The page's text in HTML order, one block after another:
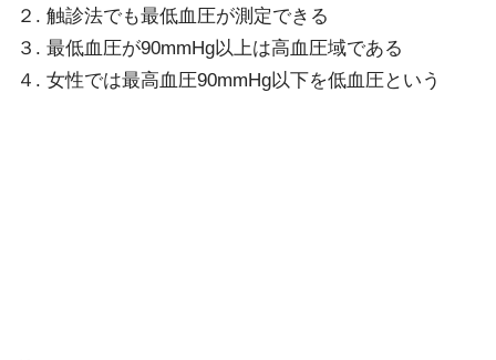
２. 触診法でも最低血圧が測定できる
３. 最低血圧が90mmHg以上は高血圧域である
４. 女性では最高血圧90mmHg以下を低血圧という